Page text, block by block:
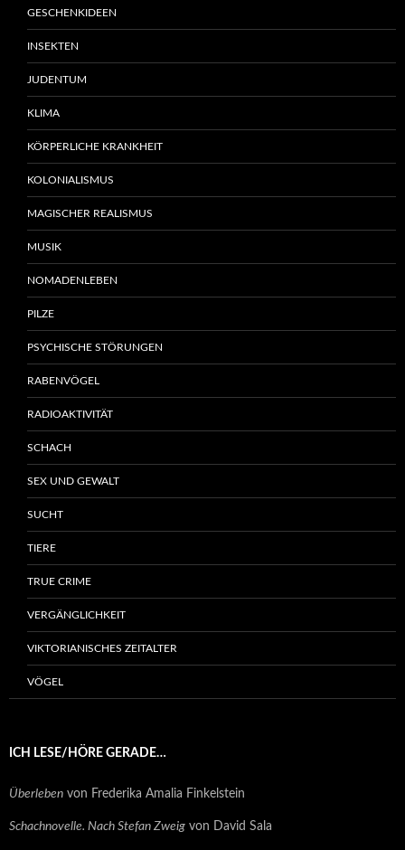
GESCHENKIDEEN
INSEKTEN
JUDENTUM
KLIMA
KÖRPERLICHE KRANKHEIT
KOLONIALISMUS
MAGISCHER REALISMUS
MUSIK
NOMADENLEBEN
PILZE
PSYCHISCHE STÖRUNGEN
RABENVÖGEL
RADIOAKTIVITÄT
SCHACH
SEX UND GEWALT
SUCHT
TIERE
TRUE CRIME
VERGÄNGLICHKEIT
VIKTORIANISCHES ZEITALTER
VÖGEL
ICH LESE/HÖRE GERADE…
Überleben von Frederika Amalia Finkelstein
Schachnovelle. Nach Stefan Zweig von David Sala